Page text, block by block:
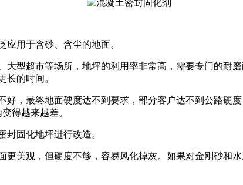
用于含砂、含尘的地面。
型超市等场所，地坪的利用率非常高，需要专门的耐
长的时间。
，最终地面硬度达不到要求，部分客户达不到公路硬
得越来越差。
固化地坪进行改造。
美观，但硬度不够，容易风化掉灰。如果对金刚砂和